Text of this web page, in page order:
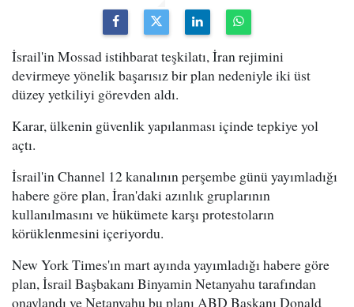
İsrail'in Mossad istihbarat teşkilatı, İran rejimini
devirmeye yönelik başarısız bir plan nedeniyle iki üst
düzey yetkiliyi görevden aldı.
Karar, ülkenin güvenlik yapılanması içinde tepkiye yol
açtı.
İsrail'in Channel 12 kanalının perşembe günü yayımladığı
habere göre plan, İran'daki azınlık gruplarının
kullanılmasını ve hükümete karşı protestoların
körüklenmesini içeriyordu.
New York Times'ın mart ayında yayımladığı habere göre
plan, İsrail Başbakanı Binyamin Netanyahu tarafından
onaylandı ve Netanyahu bu planı ABD Başkanı Donald